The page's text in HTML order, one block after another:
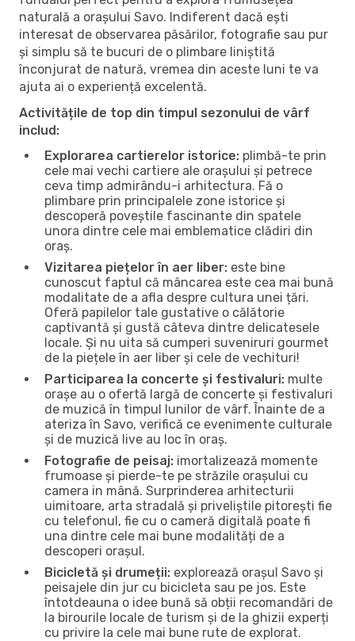
naturală a orașului Savo. Indiferent dacă ești
interesat de observarea păsărilor, fotografie sau pur
și simplu să te bucuri de o plimbare liniștită
înconjurat de natură, vremea din aceste luni te va
ajuta ai o experiență excelentă.
Activitățile de top din timpul sezonului de vârf
includ:
Explorarea cartierelor istorice: plimbă-te prin
cele mai vechi cartiere ale orașului și petrece
ceva timp admirându-i arhitectura. Fă o
plimbare prin principalele zone istorice și
descoperă poveștile fascinante din spatele
unora dintre cele mai emblematice clădiri din
oraș.
Vizitarea piețelor în aer liber: este bine
cunoscut faptul că mâncarea este cea mai bună
modalitate de a afla despre cultura unei țări.
Oferă papilelor tale gustative o călătorie
captivantă și gustă câteva dintre delicatesele
locale. Și nu uita să cumperi suveniruri gourmet
de la piețele în aer liber și cele de vechituri!
Participarea la concerte și festivaluri: multe
orașe au o ofertă largă de concerte și festivaluri
de muzică în timpul lunilor de vârf. Înainte de a
ateriza în Savo, verifică ce evenimente culturale
și de muzică live au loc în oraș.
Fotografie de peisaj: imortalizează momente
frumoase și pierde-te pe străzile orașului cu
camera in mână. Surprinderea arhitecturii
uimitoare, arta stradală și priveliștile pitorești fie
cu telefonul, fie cu o cameră digitală poate fi
una dintre cele mai bune modalități de a
descoperi orașul.
Bicicletă și drumeții: explorează orașul Savo și
peisajele din jur cu bicicleta sau pe jos. Este
întotdeauna o idee bună să obții recomandări de
la birourile locale de turism și de la ghizii experți
cu privire la cele mai bune rute de explorat.